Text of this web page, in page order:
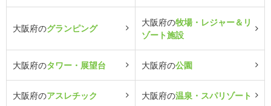
大阪府のグランピング
大阪府の牧場・レジャー＆リ
ゾート施設
大阪府のタワー・展望台 大阪府の公園
大阪府のアスレチック 大阪府の温泉・スパリゾート